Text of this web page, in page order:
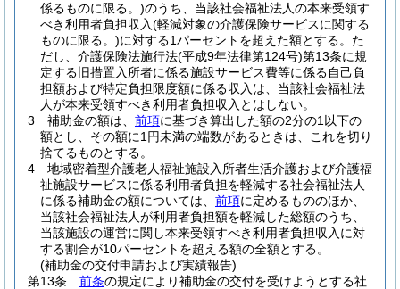
係るものに限る。)のうち、当該社会福祉法人の本来受領す
べき利用者負担収入(軽減対象の介護保険サービスに関する
ものに限る。)に対する1パーセントを超えた額とする。 た
だし、介護保険法施行法(平成9年法律第124号)第13条に規
定する旧措置入所者に係る施設サービス費等に係る自己負
担額および特定負担限度額に係る収入は、当該社会福祉法
人が本来受領すべき利用者負担収入とはしない。
3
補助金の額は、 前項に基づき算出した額の2分の1以下の
額とし、その額に1円未満の端数があるときは、これを切り
捨てるものとする。
4
地域密着型介護老人福祉施設入所者生活介護および介護福
祉施設サービスに係る利用者負担を軽減する社会福祉法人
に係る補助金の額については、 前項に定めるもののほか、
当該社会福祉法人が利用者負担額を軽減した総額のうち、
当該施設の運営に関し本来受領すべき利用者負担収入に対
する割合が10パーセントを超える額の全額とする。
(補助金の交付申請および実績報告)
第13条
前条の規定により補助金の交付を受けようとする社